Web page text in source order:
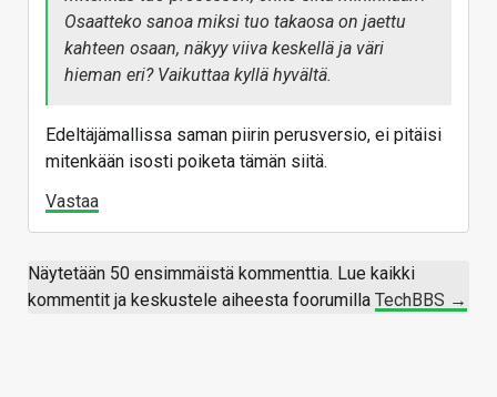
Osaatteko sanoa miksi tuo takaosa on jaettu
kahteen osaan, näkyy viiva keskellä ja väri
hieman eri? Vaikuttaa kyllä hyvältä.
Edeltäjämallissa saman piirin perusversio, ei pitäisi
mitenkään isosti poiketa tämän siitä.
Vastaa
Näytetään 50 ensimmäistä kommenttia. Lue kaikki
kommentit ja keskustele aiheesta foorumilla TechBBS →